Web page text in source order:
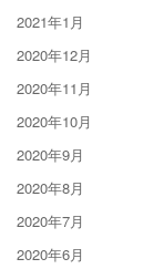
2021年1月
2020年12月
2020年11月
2020年10月
2020年9月
2020年8月
2020年7月
2020年6月